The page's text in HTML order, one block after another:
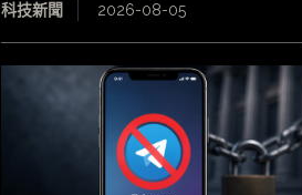
科技新聞 2026-08-05